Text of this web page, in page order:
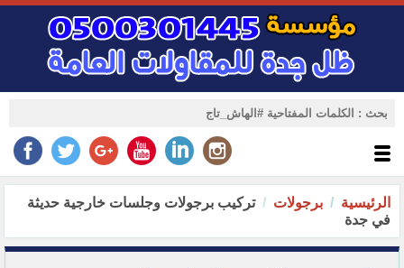
الرئيسية برجولات
تركيب برجولات وجلسات خارجية حديثة
في جدة